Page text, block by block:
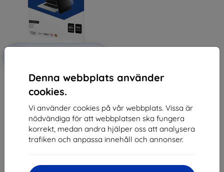
Denna webbplats använder
cookies.
Vi använder cookies på vår webbplats. Vissa är
nödvändiga för att webbplatsen ska fungera
korrekt, medan andra hjälper oss att analysera
trafiken och anpassa innehåll och annonser.
Rabatt
3MK FlexibleGlass Lite Cubot
Tab30 upp till 11" Lite Hybridglas
170 kr
153 kr
I lager > 5 st